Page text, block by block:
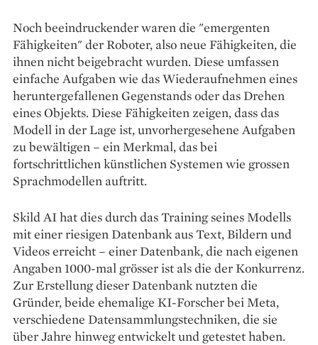
Noch beeindruckender waren die "emergenten
Fähigkeiten" der Roboter, also neue Fähigkeiten, die
ihnen nicht beigebracht wurden. Diese umfassen
einfache Aufgaben wie das Wiederaufnehmen eines
heruntergefallenen Gegenstands oder das Drehen
eines Objekts. Diese Fähigkeiten zeigen, dass das
Modell in der Lage ist, unvorhergesehene Aufgaben
zu bewältigen – ein Merkmal, das bei
fortschrittlichen künstlichen Systemen wie grossen
Sprachmodellen auftritt.
Skild AI hat dies durch das Training seines Modells
mit einer riesigen Datenbank aus Text, Bildern und
Videos erreicht – einer Datenbank, die nach eigenen
Angaben 1000-mal grösser ist als die der Konkurrenz.
Zur Erstellung dieser Datenbank nutzten die
Gründer, beide ehemalige KI-Forscher bei Meta,
verschiedene Datensammlungstechniken, die sie
über Jahre hinweg entwickelt und getestet haben.